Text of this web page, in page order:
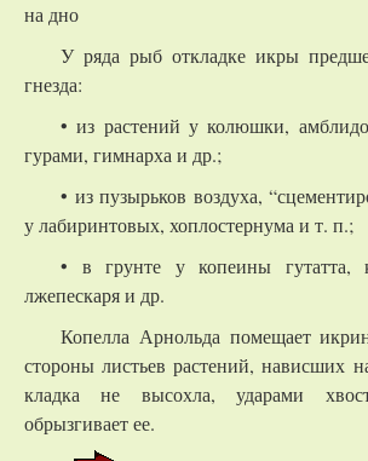
на дно
У ряда рыб откладке икры
гнезда:
• из растений у колюшки,
гурами, гимнарха и др.;
• из пузырьков воздуха,
у лабиринтовых, хоплостернума и т. п.;
• в грунте у копеины гутатта,
лжепескаря и др.
Копелла Арнольда помещает
стороны листьев растений, нависших
кладка не высохла, ударами
обрызгивает ее.